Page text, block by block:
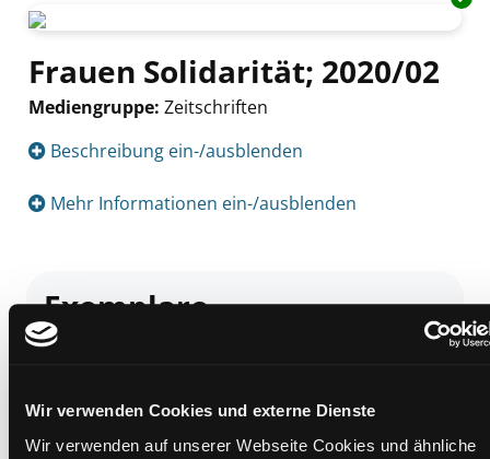
Wir verwenden Cookies und externe Dienste
Wir verwenden auf unserer Webseite Cookies und ähnliche
Frauen Solidarität; 2020/02
Mediengruppe: Zeitschriften
Beschreibung ein-/ausblenden
Mehr Informationen ein-/ausblenden
Exemplare
Zweigstelle:
Standort 2:Ausleihe
Status:Verfügbar